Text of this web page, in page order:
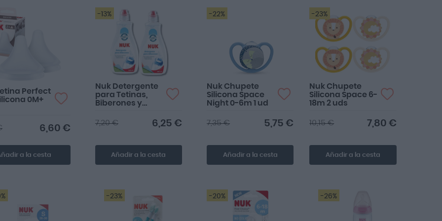
Perfect
0M+
6,60 €
a la cesta
-13%
Nuk Detergente
para Tetinas,
Biberones y
2x500ml 2ª ud al
50%
6,25 €
7,20 €
Añadir a la cesta
-22%
Nuk Chupete
Silicona Space
Night 0-6m 1 ud
5,75 €
7,35 €
Añadir a la cesta
-23%
Nuk Chupete
Silicona Space 6-
18m 2 uds
7,80 €
10,15 €
Añadir a la cesta
-23% -20% -26%